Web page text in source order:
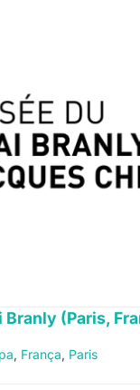
Branly (Paris,
França Paris